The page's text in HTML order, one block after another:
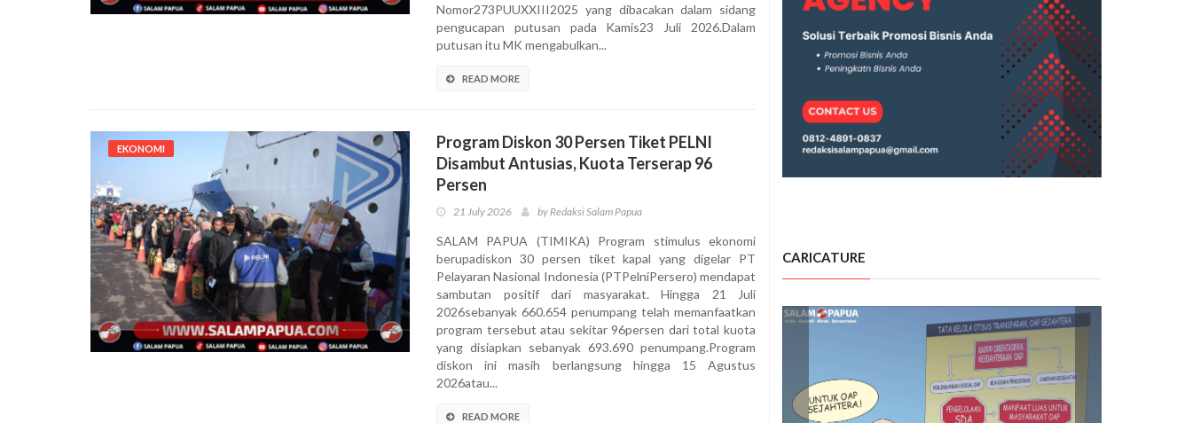
Nomor273PUUXXIII2025 yang dibacakan dalam sidang
pengucapan putusan pada Kamis23 Juli 2026.Dalam
putusan itu MK mengabulkan...
READ MORE
EKONOMI
Program Diskon 30 Persen Tiket PELNI
Disambut Antusias, Kuota Terserap 96
Persen
21 July 2026 by Redaksi Salam Papua
SALAM PAPUA (TIMIKA) Program stimulus ekonomi
berupadiskon 30 persen tiket kapal yang digelar PT
Pelayaran Nasional Indonesia (PTPelniPersero) mendapat
sambutan positif dari masyarakat. Hingga 21 Juli
2026sebanyak 660.654 penumpang telah memanfaatkan
program tersebut atau sekitar 96persen dari total kuota
yang disiapkan sebanyak 693.690 penumpang.Program
diskon ini masih berlangsung hingga 15 Agustus
2026atau...
READ MORE
CARICATURE